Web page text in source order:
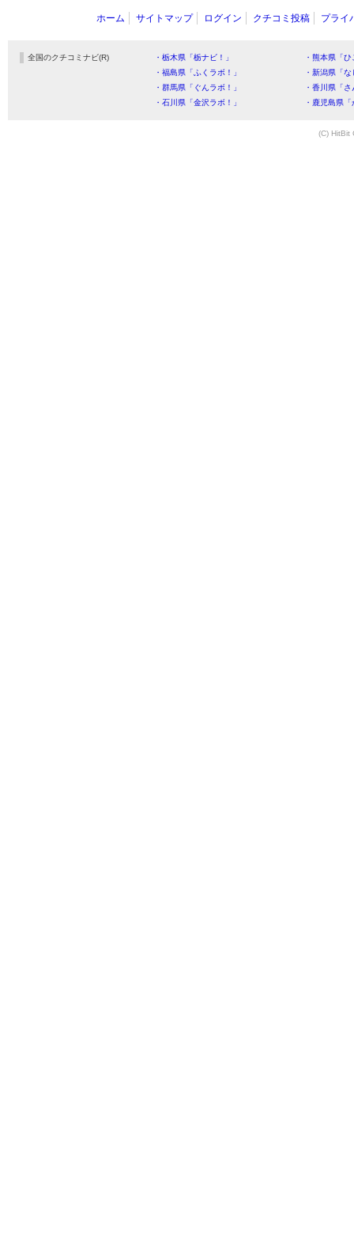
ホーム サイトマップ ログイン クチコミ投稿 プライ
全国のクチコミナビ(R) ・栃木県「栃ナビ！」
・熊本県「
・福島県「ふくラボ！」
・新潟県「
・群馬県「ぐんラボ！」
・香川県「
・石川県「金沢ラボ！」
・鹿児島県
(C) HitBit